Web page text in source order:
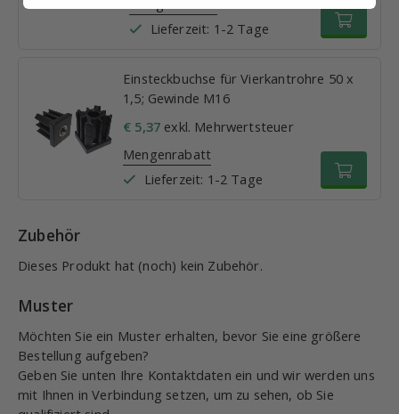
Lieferzeit: 1-2 Tage
Einsteckbuchse für Vierkantrohre 50 x
1,5; Gewinde M16
€ 5,37 exkl. Mehrwertsteuer
Mengenrabatt
Lieferzeit: 1-2 Tage
Zubehör
Dieses Produkt hat (noch) kein Zubehör.
Muster
Möchten Sie ein Muster erhalten, bevor Sie eine größere
Bestellung aufgeben?
Geben Sie unten Ihre Kontaktdaten ein und wir werden uns
mit Ihnen in Verbindung setzen, um zu sehen, ob Sie